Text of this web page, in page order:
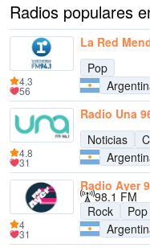
Radios populares
La Red
Pop
4.3
56
Radio Una
Noticias
4.8
31
Radio Ayer
98.1 FM
Rock
Pop
4
31